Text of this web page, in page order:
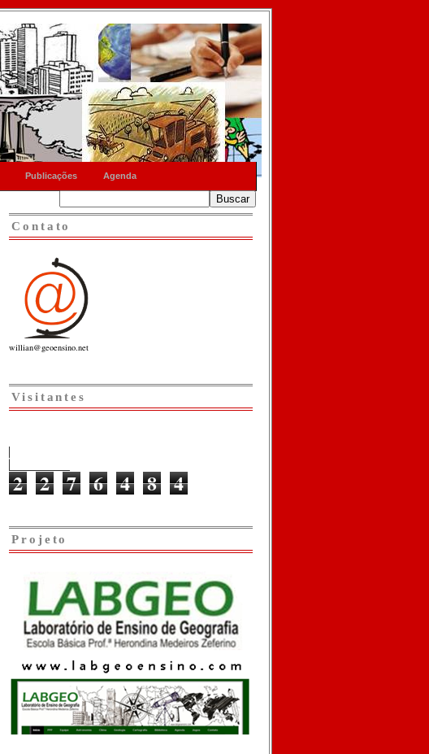
Publicações Agenda
Contato
willian@geoensino.net
Visitantes
2 2 7 6 4 8 4
Projeto